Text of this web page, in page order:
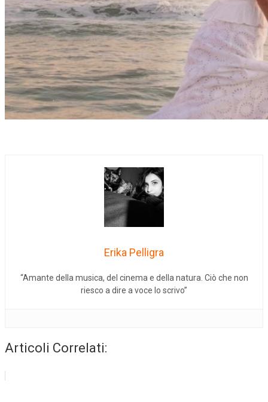
Erika Pelligra
“Amante della musica, del cinema e della natura. Ciò che non
riesco a dire a voce lo scrivo”
Articoli Correlati: